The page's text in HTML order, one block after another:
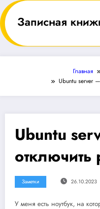
Перейти
к
содержимомуЗаписная
Главная
Ubuntu server
Ubuntu
Заметки 26.10.2023
У меня есть ноутбук, на